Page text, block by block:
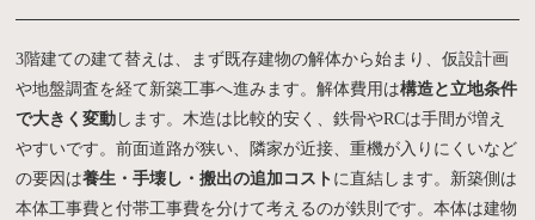
3階建ての建て替えは、まず既存建物の解体から始まり、仮設計画
や地盤調査を経て新築工事へ進みます。解体費用は構造と立地条件
で大きく変動 します。木造は比較的安く、鉄骨やRCは手間が増え
やすいです。前面道路が狭い、隣家が近接、重機が入りにくいなど
の要因は養生・手壊し・搬出の追加コスト に直結します。新築側は
本体工事費と付帯工事費を分けて考えるのが鉄則です。本体は建物